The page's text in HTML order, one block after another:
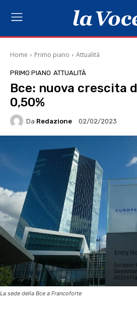
Home Primo piano Attualità
PRIMO PIANO ATTUALITÀ
Bce: nuova crescita
0,50%
Da Redazione 02/02/2023
La sede della Bce a Francoforte